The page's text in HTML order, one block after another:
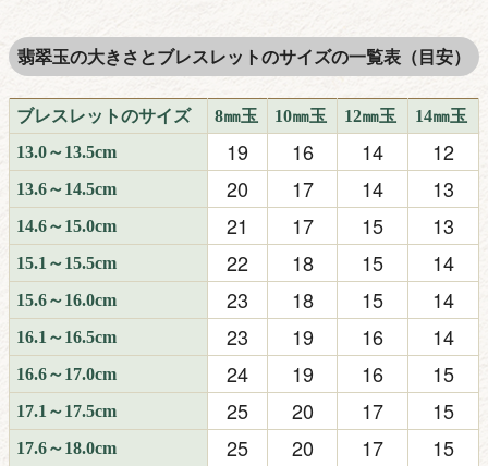
翡翠玉の大きさとブレスレットのサイズの一覧表（目安）
ブレスレットのサイズ 8㎜玉 10㎜玉 12㎜玉
14㎜玉
13.0～13.5cm
19 16 14 12
13.6～14.5cm 20 17 14 13
14.6～15.0cm 21 17 15 13
15.1～15.5cm 22 18 15 14
15.6～16.0cm 23 18 15 14
16.1～16.5cm 23 19 16 14
16.6～17.0cm 24 19 16 15
17.1～17.5cm 25 20 17 15
17.6～18.0cm 25 20 17 15